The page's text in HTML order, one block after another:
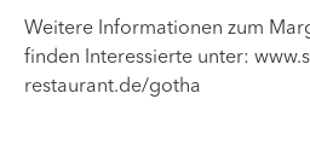
Weitere Informationen zum
finden Interessierte unter:
restaurant.de/gotha